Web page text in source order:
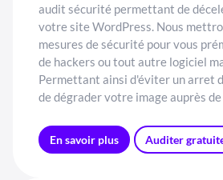
audit sécurité permettant de
votre site WordPress. Nous
mesures de sécurité pour vous
de hackers ou tout autre logiciel
Permettant ainsi d'éviter un arret
de dégrader votre image auprès
En savoir plus Auditer